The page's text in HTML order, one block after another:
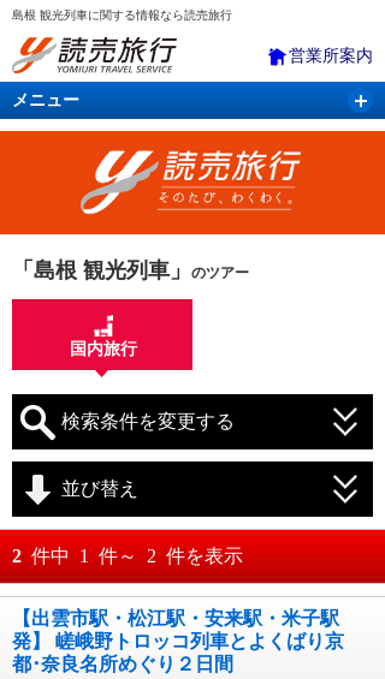
島根 観光列車に関する情報なら読売旅行
営業所案内
メニュー
国内旅行 バスツアー 海外旅行
「島根 観光列車」 のツアー
国内旅行
検索条件を変更する
月 日～
月
並び替え
おすすめ順
料金が安い順
料金が高い順
2 件中 1 件～ 2 件を表示
【出雲市駅・松江駅・安来駅・米子駅
発】 嵯峨野トロッコ列車とよくばり京
都･奈良名所めぐり２日間